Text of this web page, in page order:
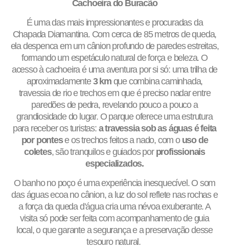
Cachoeira do Buracão
É uma das mais impressionantes e procuradas da
Chapada Diamantina. Com cerca de 85 metros de queda,
ela despenca em um cânion profundo de paredes estreitas,
formando um espetáculo natural de força e beleza. O
acesso à cachoeira é uma aventura por si só: uma trilha de
aproximadamente3 kmque combina caminhada,
travessia de rio e trechos em que é preciso nadar entre
paredões de pedra, revelando pouco a pouco a
grandiosidade do lugar. O parque oferece uma estrutura
para receber os turistas: a travessia sob as águas é feita
por pontese os trechos feitos a nado, com o uso de
coletes, são tranquilos e guiados por profissionais
especializados.
O banho no poço é uma experiência inesquecível. O som
das águas ecoa no cânion, a luz do sol reflete nas rochas e
a força da queda d’água cria uma névoa exuberante. A
visita só pode ser feita com acompanhamento de guia
local, o que garante a segurança e a preservação desse
tesouro natural.